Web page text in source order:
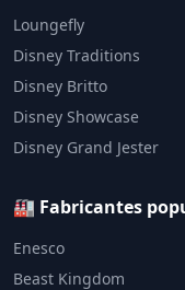
Loungefly
Disney Traditions
Disney Britto
Disney Showcase
Disney Grand Jester
🏭 Fabricantes
Enesco
Beast Kingdom